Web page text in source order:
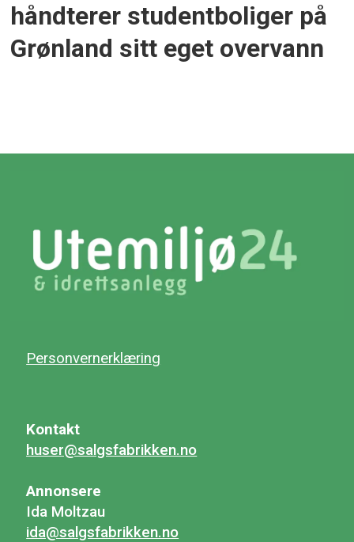
håndterer studentboliger på
Grønland sitt eget overvann
Personvernerklæring
Kontakt
huser@salgsfabrikken.no
Annonsere
Ida Moltzau
ida@salgsfabrikken.no